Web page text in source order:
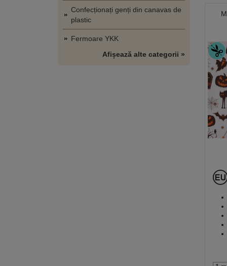
Confecționați genți din canavas de
plastic
Fermoare YKK
Afișează alte categorii »